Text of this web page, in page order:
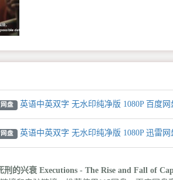
网盘 英语中英双字 无水印纯净版 1080P 百度网
盘 英语中英双字 无水印纯净版 1080P 迅雷网
刑的兴衰 Executions - The Rise and Fall of